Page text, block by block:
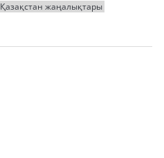
Қазақстан жаңалықтары